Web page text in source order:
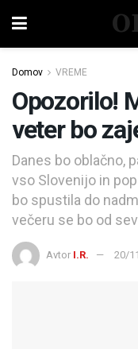
Domov VREME
Opozorilo!
veter bo
Danes bo oblačno,
vso Slovenijo in
bo spustila do
večeru se bo od
Avtor I.R. 20/